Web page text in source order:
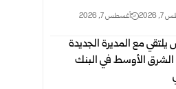
2026 أغسطس 7, 2026
يلتقي مع المديرة الجديدة
الشرق الأوسط في البنك